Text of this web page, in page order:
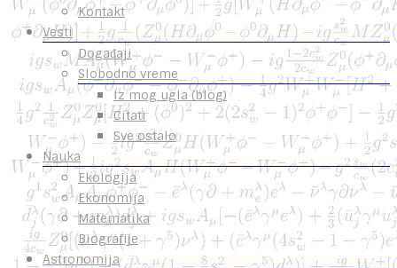
Kontakt
Vesti
Događaji
Slobodno vreme
Iz mog ugla (blog)
Citati
Sve ostalo
Nauka
Ekologija
Ekonomija
Matematika
Biografije
Astronomija